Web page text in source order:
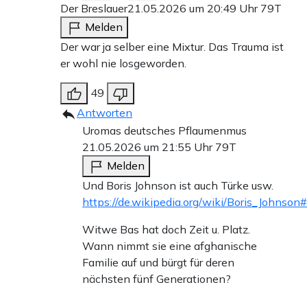
Der Breslauer21.05.2026 um 20:49 Uhr 79T
Melden
Der war ja selber eine Mixtur. Das Trauma ist
er wohl nie losgeworden.
49
Antworten
Uromas deutsches Pflaumenmus
21.05.2026 um 21:55 Uhr 79T
Melden
Und Boris Johnson ist auch Türke usw.
https://de.wikipedia.org/wiki/
Witwe Bas hat doch Zeit u. Platz.
Wann nimmt sie eine afghanische
Familie auf und bürgt für deren
nächsten fünf Generationen?